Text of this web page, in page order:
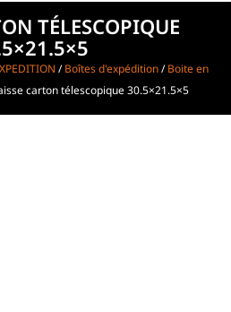
TÉLESCOPIQUE
/Boîtes d'expédition/Boite en
carton télescopique 30.5×21.5×5